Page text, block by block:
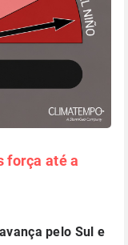
força até a
pelo Sul e